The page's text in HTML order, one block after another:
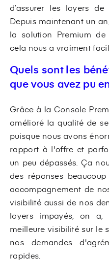
d’assurer les loyers
Depuis maintenant un
la solution Premium
cela nous a vraiment
Quels sont les
que vous avez pu
Grâce à la Console
amélioré la qualité de
puisque nous avons
rapport à l'offre et
un peu dépassés. Ça
des réponses
accompagnement de
visibilité aussi de nos
loyers impayés, on a,
meilleure visibilité sur le
nos demandes
rapides.